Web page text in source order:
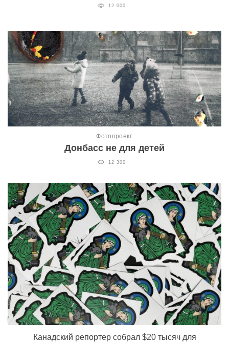
12 000
Фотопроект
Донбасс не для детей
12 300
Канадский репортер собрал $20 тысяч для